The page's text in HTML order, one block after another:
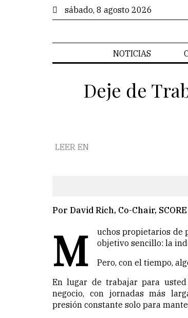
sábado, 8 agosto 2026
NOTICIAS
Deje de
LEER EN
Por David Rich, Co-Chair,
M
uchos propietarios de
objetivo sencillo: la
Pero, con el tiempo,
En lugar de trabajar para
negocio, con jornadas más
presión constante solo para